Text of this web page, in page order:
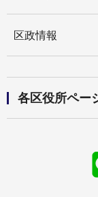
区政情報
各区役所ペー